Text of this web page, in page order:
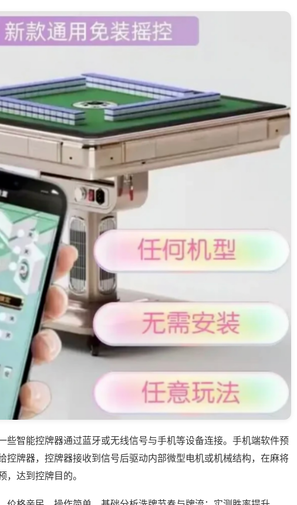
些智能控牌器通过蓝牙或无线信号与手机等设备连接。手机端软件预
控牌器，控牌器接收到信号后驱动内部微型电机或机械结构，在麻将
达到控牌目的。